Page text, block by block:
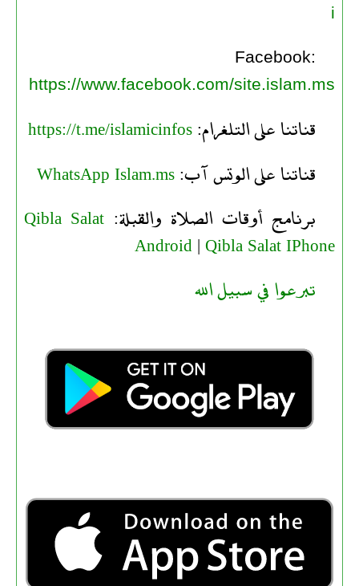
i
Facebook:
https://www.facebook.com/site.islam.ms
قناتنا على التلغرام:https://t.me/islamicinfos
قناتنا على الوتس آب:WhatsApp Islam.ms
برنامج أوقات الصلاة والقبلة: Qibla Salat
Android|Qibla Salat IPhone
تبرعوا في سبيل الله